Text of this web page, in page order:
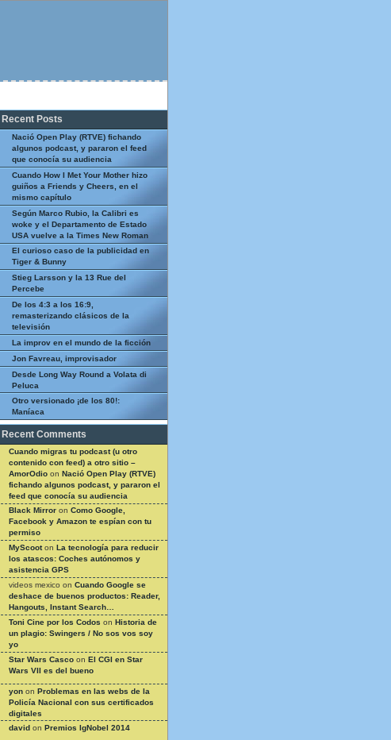
Recent Posts
Nació Open Play (RTVE) fichando
algunos podcast, y pararon el feed
que conocía su audiencia
Cuando How I Met Your Mother hizo
guiños a Friends y Cheers, en el
mismo capítulo
Según Marco Rubio, la Calibri es
woke y el Departamento de Estado
USA vuelve a la Times New Roman
El curioso caso de la publicidad en
Tiger & Bunny
Stieg Larsson y la 13 Rue del
Percebe
De los 4:3 a los 16:9,
remasterizando clásicos de la
televisión
La improv en el mundo de la ficción
Jon Favreau, improvisador
Desde Long Way Round a Volata di
Peluca
Otro versionado ¡de los 80!:
Maníaca
Recent Comments
Cuando migras tu podcast (u otro
contenido con feed) a otro sitio –
AmorOdio on Nació Open Play (RTVE)
fichando algunos podcast, y pararon el
feed que conocía su audiencia
Black Mirror on Como Google,
Facebook y Amazon te espían con tu
permiso
MyScooton La tecnología para reducir
los atascos: Coches autónomos y
asistencia GPS
videos mexico on Cuando Google se
deshace de buenos productos: Reader,
Hangouts, Instant Search…
Toni Cine por los Codos on Historia de
un plagio: Swingers / No sos vos soy
yo
Star Wars Casco on El CGI en Star
Wars VII es del bueno
yon on Problemas en las webs de la
Policía Nacional con sus certificados
digitales
david on Premios IgNobel 2014